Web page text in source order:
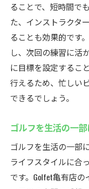
ることで、短時間で
た、インストラクタ
ることも効果的です
し、次回の練習に活
に目標を設定するこ
行えるため、忙しい
できるでしょう。
ゴルフを生活の一
ゴルフを生活の一部
ライフスタイルに合
です。Golfet亀有店